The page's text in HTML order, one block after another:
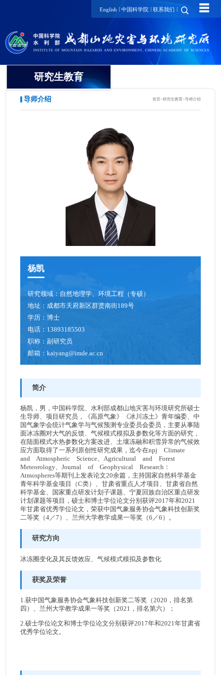
English | 中国科学院 | 联系我们 | ☰
研究生教育
导师介绍 首页>研究生教育>导师介绍
杨凯
研究领域： 自然地理学、环境工程（专硕）
地址： 成都市天府新区群贤南街189号
学历：博士
电话： 13893185503
职称：副研究员
邮箱：kaiyang@imde.ac.cn
简介
杨凯，男，中国科学院、水利部成都山地灾害与环境研究所硕士
生导师、项目研究员，《高原气象》《冰川冻土》青年编委、中
国气象学会统计气象学与气候预测专业委员会委员，主要从事陆
面冰冻圈对大气的反馈、气候模式模拟及参数化等方面的研究，
在陆面模式水热参数化方案改进、土壤冻融和积雪异常的气候效
应方面取得了一系列原创性研究成果，迄今在npj Climate
and Atmospheric Science、Agricultural and Forest
Meteorology、Journal of Geophysical Research：
Atmospheres等期刊上发表论文20余篇，主持国家自然科学基金
青年科学基金项目（C类）、甘肃省重点人才项目、甘肃省自然
科学基金、国家重点研发计划子课题、宁夏回族自治区重点研发
计划课题等项目，硕士和博士学位论文分别获评2017年和2021
年甘肃省优秀学位论文，荣获中国气象服务协会气象科技创新奖
二等奖（4／7）、兰州大学教学成果一等奖（6／6）。
研究方向
冰冻圈变化及其反馈效应、气候模式模拟及参数化
获奖及荣誉
1.获中国气象服务协会气象科技创新奖二等奖（2020，排名第
四）、兰州大学教学成果一等奖（2021，排名第六）；
2.硕士学位论文和博士学位论文分别获评2017年和2021年甘肃省
优秀学位论文。